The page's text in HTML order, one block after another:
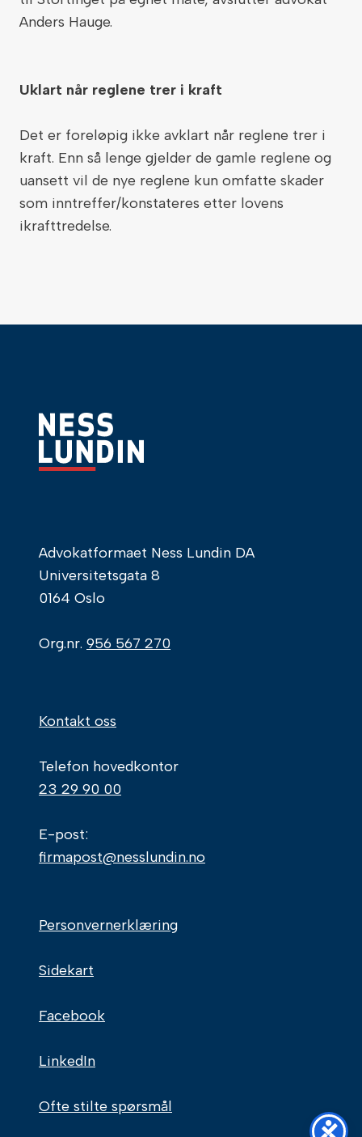
Anders Hauge.
Uklart når reglene trer i kraft
Det er foreløpig ikke avklart når reglene trer i
kraft. Enn så lenge gjelder de gamle reglene og
uansett vil de nye reglene kun omfatte skader
som inntreffer/konstateres etter lovens
ikrafttredelse.
Advokatformaet Ness Lundin DA
Universitetsgata 8
0164 Oslo
Org.nr. 956 567 270
Kontakt oss
Telefon hovedkontor
23 29 90 00
E-post:
firmapost@nesslundin.no
Personvernerklæring
Sidekart
Facebook
LinkedIn
Ofte stilte spørsmål